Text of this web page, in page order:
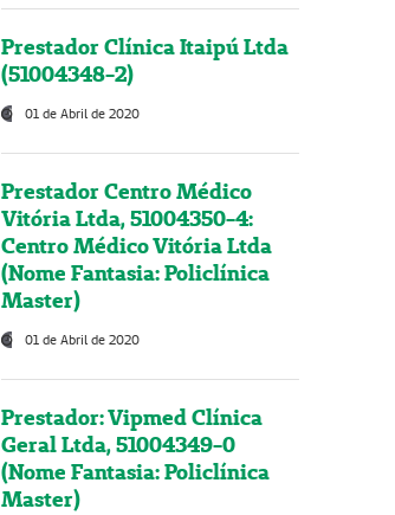
Prestador Clínica Itaipú Ltda
(51004348-2)
01 de Abril de 2020
Prestador Centro Médico
Vitória Ltda, 51004350-4:
Centro Médico Vitória Ltda
(Nome Fantasia: Policlínica
Master)
01 de Abril de 2020
Prestador: Vipmed Clínica
Geral Ltda, 51004349-0
(Nome Fantasia: Policlínica
Master)